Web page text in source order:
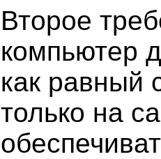
Второе
компьютер
как
только на